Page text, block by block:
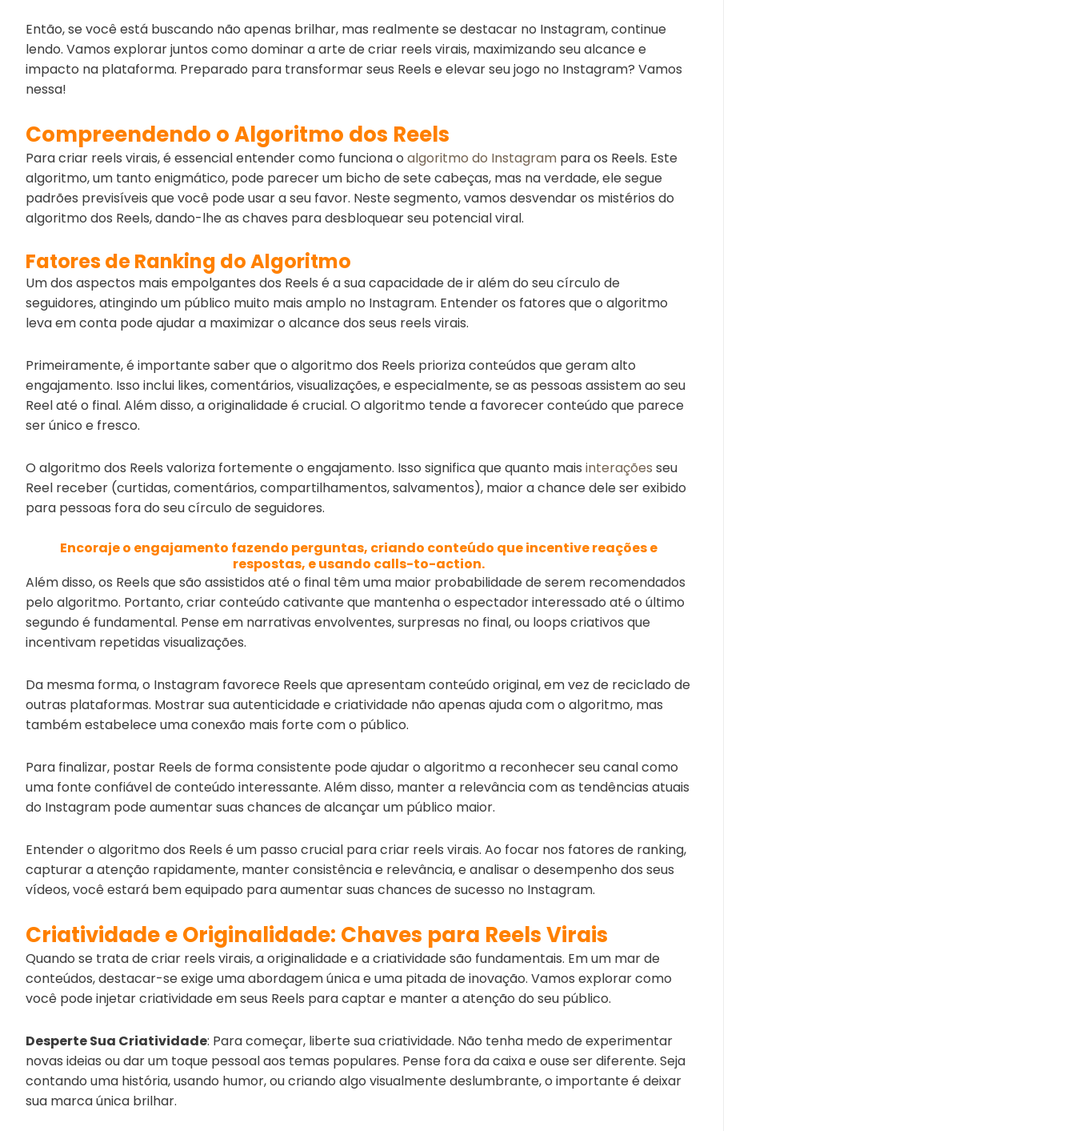
Então, se você está buscando não apenas brilhar, mas realmente se destacar no Instagram, continue
lendo. Vamos explorar juntos como dominar a arte de criar reels virais, maximizando seu alcance e
impacto na plataforma. Preparado para transformar seus Reels e elevar seu jogo no Instagram? Vamos
nessa!
Compreendendo o Algoritmo dos Reels
Para criar reels virais, é essencial entender como funciona o algoritmo do Instagram para os Reels. Este
algoritmo, um tanto enigmático, pode parecer um bicho de sete cabeças, mas na verdade, ele segue
padrões previsíveis que você pode usar a seu favor. Neste segmento, vamos desvendar os mistérios do
algoritmo dos Reels, dando-lhe as chaves para desbloquear seu potencial viral.
Fatores de Ranking do Algoritmo
Um dos aspectos mais empolgantes dos Reels é a sua capacidade de ir além do seu círculo de
seguidores, atingindo um público muito mais amplo no Instagram. Entender os fatores que o algoritmo
leva em conta pode ajudar a maximizar o alcance dos seus reels virais.
Primeiramente, é importante saber que o algoritmo dos Reels prioriza conteúdos que geram alto
engajamento. Isso inclui likes, comentários, visualizações, e especialmente, se as pessoas assistem ao seu
Reel até o final. Além disso, a originalidade é crucial. O algoritmo tende a favorecer conteúdo que parece
ser único e fresco.
O algoritmo dos Reels valoriza fortemente o engajamento. Isso significa que quanto mais interações seu
Reel receber (curtidas, comentários, compartilhamentos, salvamentos), maior a chance dele ser exibido
para pessoas fora do seu círculo de seguidores.
Encoraje o engajamento fazendo perguntas, criando conteúdo que incentive reações e
respostas, e usando calls-to-action.
Além disso, os Reels que são assistidos até o final têm uma maior probabilidade de serem recomendados
pelo algoritmo. Portanto, criar conteúdo cativante que mantenha o espectador interessado até o último
segundo é fundamental. Pense em narrativas envolventes, surpresas no final, ou loops criativos que
incentivam repetidas visualizações.
Da mesma forma, o Instagram favorece Reels que apresentam conteúdo original, em vez de reciclado de
outras plataformas. Mostrar sua autenticidade e criatividade não apenas ajuda com o algoritmo, mas
também estabelece uma conexão mais forte com o público.
Para finalizar, postar Reels de forma consistente pode ajudar o algoritmo a reconhecer seu canal como
uma fonte confiável de conteúdo interessante. Além disso, manter a relevância com as tendências atuais
do Instagram pode aumentar suas chances de alcançar um público maior.
Entender o algoritmo dos Reels é um passo crucial para criar reels virais. Ao focar nos fatores de ranking,
capturar a atenção rapidamente, manter consistência e relevância, e analisar o desempenho dos seus
vídeos, você estará bem equipado para aumentar suas chances de sucesso no Instagram.
Criatividade e Originalidade: Chaves para Reels Virais
Quando se trata de criar reels virais, a originalidade e a criatividade são fundamentais. Em um mar de
conteúdos, destacar-se exige uma abordagem única e uma pitada de inovação. Vamos explorar como
você pode injetar criatividade em seus Reels para captar e manter a atenção do seu público.
Desperte Sua Criatividade: Para começar, liberte sua criatividade. Não tenha medo de experimentar
novas ideias ou dar um toque pessoal aos temas populares. Pense fora da caixa e ouse ser diferente. Seja
contando uma história, usando humor, ou criando algo visualmente deslumbrante, o importante é deixar
sua marca única brilhar.